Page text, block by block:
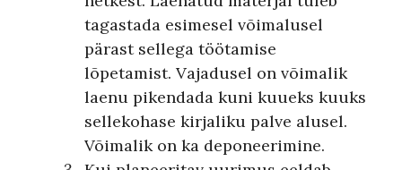
tagastada esimesel võimalusel
pärast sellega töötamise
lõpetamist. Vajadusel on võimalik
laenu pikendada kuni kuueks kuuks
sellekohase kirjaliku palve alusel.
Võimalik on ka deponeerimine.